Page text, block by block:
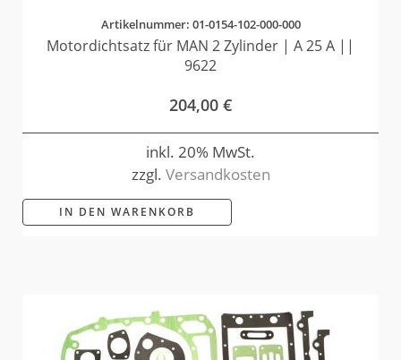
Artikelnummer: 01-0154-102-000-000
Motordichtsatz für MAN 2 Zylinder | A 25 A ||
9622
204,00 €
inkl. 20% MwSt.
zzgl. Versandkosten
IN DEN WARENKORB